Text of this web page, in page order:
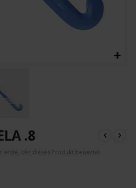
.8
erste, der dieses Produkt bewertet